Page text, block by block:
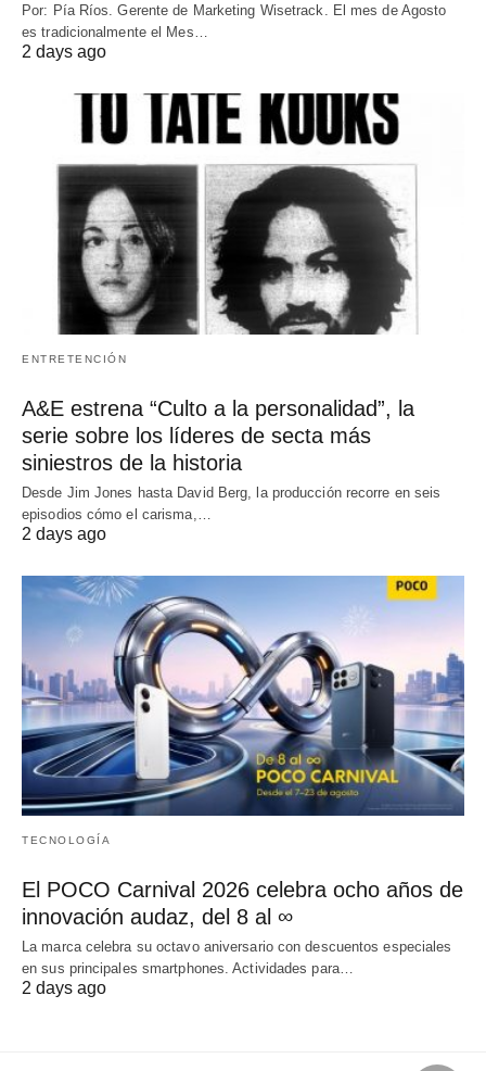
Por: Pía Ríos. Gerente de Marketing Wisetrack. El mes de Agosto
es tradicionalmente el Mes…
2 days ago
ENTRETENCIÓN
A&E estrena “Culto a la personalidad”, la
serie sobre los líderes de secta más
siniestros de la historia
Desde Jim Jones hasta David Berg, la producción recorre en seis
episodios cómo el carisma,…
2 days ago
TECNOLOGÍA
El POCO Carnival 2026 celebra ocho años de
innovación audaz, del 8 al ∞
La marca celebra su octavo aniversario con descuentos especiales
en sus principales smartphones. Actividades para…
2 days ago